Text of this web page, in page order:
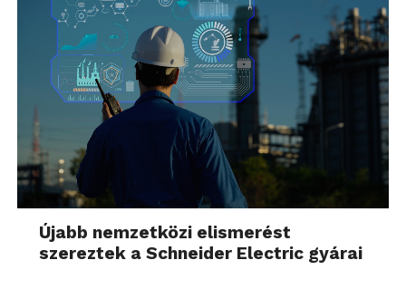
Újabb nemzetközi elismerést
szereztek a Schneider Electric gyárai